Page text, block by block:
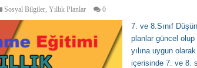
Sosyal Bilgiler, Yıllık Planlar 0
7. ve 8.Sınıf
planlar güncel
yılına uygun
içerisinde 7. ve 8.